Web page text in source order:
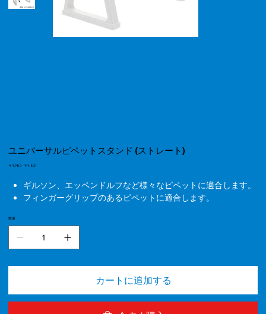
ユニバーサルピペットスタンド (ストレート)
元
￥4,980
セ
ル
価
格
￥4,831
ギルソン、エッペンドルフなど様々なピペットに適合します。
フィンガーグリップのあるピペットに適合します。
数量
カートに追加する